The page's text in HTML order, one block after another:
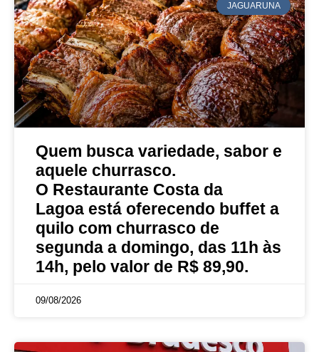
JAGUARUNA
Quem busca variedade, sabor e
aquele churrasco.
O Restaurante Costa da
Lagoa está oferecendo buffet a
quilo com churrasco de
segunda a domingo, das 11h às
14h, pelo valor de R$ 89,90.
09/08/2026